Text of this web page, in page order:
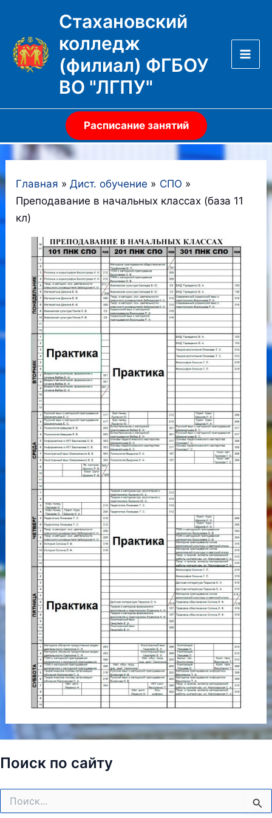
содержимому
Стахановский
колледж
(филиал) ФГБОУ
ВО "ЛГПУ"
Расписание занятий
Главная Дист. обучение
СПО
Преподавание в начальных классах (база 11
кл)
Поиск по сайту